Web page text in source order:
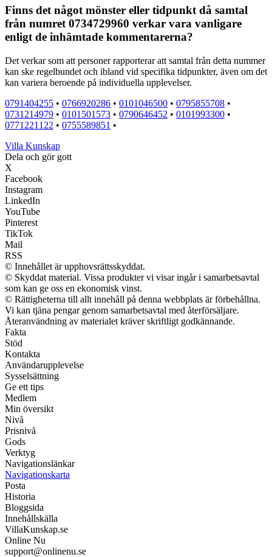
Finns det något mönster eller tidpunkt då samtal
från numret 0734729960 verkar vara vanligare
enligt de inhämtade kommentarerna?
Det verkar som att personer rapporterar att samtal från detta nummer
kan ske regelbundet och ibland vid specifika tidpunkter, även om det
kan variera beroende på individuella upplevelser.
0791404255 • 0766920286 • 0101046500 • 0795855708 •
0731214979 • 0101501573 • 0790646452 • 0101993300 •
0771221122 • 0755589851 •
Villa Kunskap
Dela och gör gott
X
Facebook
Instagram
LinkedIn
YouTube
Pinterest
TikTok
Mail
RSS
© Innehållet är upphovsrättsskyddat.
© Skyddat material. Vissa produkter vi visar ingår i samarbetsavtal
som kan ge oss en ekonomisk vinst.
© Rättigheterna till allt innehåll på denna webbplats är förbehållna.
Vi kan tjäna pengar genom samarbetsavtal med återförsäljare.
Återanvändning av materialet kräver skriftligt godkännande.
Fakta
Stöd
Kontakta
Användarupplevelse
Sysselsättning
Ge ett tips
Medlem
Min översikt
Nivå
Prisnivå
Gods
Verktyg
Navigationslänkar
Navigationskarta
Posta
Historia
Bloggsida
Innehållskälla
VillaKunskap.se
Online Nu
support@onlinenu.se